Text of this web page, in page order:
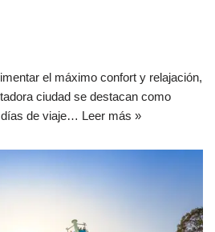
el máximo confort y relajación,
ciudad se destacan como
de viaje… Leer más »